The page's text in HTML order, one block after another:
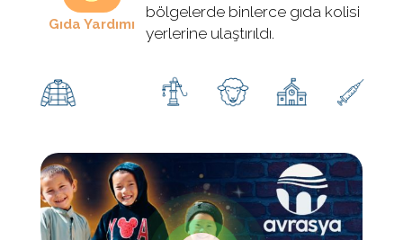
Yardımı
Gıda Yardımı
bölgelerde binlerce gıda kolisi
yerlerine ulaştırıldı.
Kuyusu
Eser